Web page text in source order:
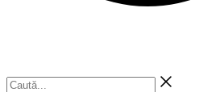
Caută...